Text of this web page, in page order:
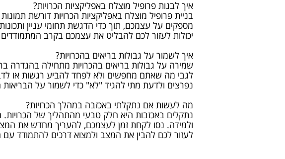
איך לבנות פרופיל מוצלח באפליקציות הכרויות?
בניית פרופיל מוצלח באפליקציות הכרויות דורשת
מספקים על עצמכם, תוך כדי הדגשת תחומי עניין
יכולות לעזור לכם להבליט את עצמכם בקרב
איך לשמור על גבולות בריאים בהכרויות?
שמירה על גבולות בריאים בהכרויות מתחילה בהגדרה
לגבי מה שאתם מחפשים ולא לפחד להביע רגשות או
נפרצים ולדעת מתי להגיד "לא" כדי לשמור על
מה לעשות אם נתקלתי באכזבה במהלך הכרויות?
נתקלים באכזבות היא חלק טבעי מהתהליך של
ולמידה. נסו לקחת זמן לעצמכם, להעריך מחדש את
לעזור לכם להבין את המצב ולמצוא דרכים להתמודד